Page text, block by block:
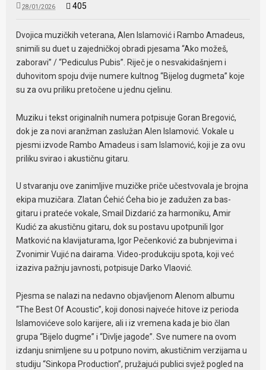
28/01/2026 405
Dvojica muzičkih veterana, Alen Islamović i Rambo Amadeus,
snimili su duet u zajedničkoj obradi pjesama “Ako možeš,
zaboravi” / “Pediculus Pubis”. Riječ je o nesvakidašnjem i
duhovitom spoju dvije numere kultnog “Bijelog dugmeta” koje
su za ovu priliku pretočene u jednu cjelinu.
Muziku i tekst originalnih numera potpisuje Goran Bregović,
dok je za novi aranžman zaslužan Alen Islamović. Vokale u
pjesmi izvode Rambo Amadeus i sam Islamović, koji je za ovu
priliku svirao i akustičnu gitaru.
U stvaranju ove zanimljive muzičke priče učestvovala je brojna
ekipa muzičara. Zlatan Ćehić Ćeha bio je zadužen za bas-
gitaru i prateće vokale, Smail Dizdarić za harmoniku, Amir
Kudić za akustičnu gitaru, dok su postavu upotpunili Igor
Matković na klavijaturama, Igor Pečenković za bubnjevima i
Zvonimir Vujić na dairama. Video-produkciju spota, koji već
izaziva pažnju javnosti, potpisuje Darko Vlaović.
Pjesma se nalazi na nedavno objavljenom Alenom albumu
“The Best Of Acoustic”, koji donosi najveće hitove iz perioda
Islamovićeve solo karijere, ali i iz vremena kada je bio član
grupa “Bijelo dugme” i “Divlje jagode”. Sve numere na ovom
izdanju snimljene su u potpuno novim, akustičnim verzijama u
studiju “Sinkopa Production”, pružajući publici svjež pogled na